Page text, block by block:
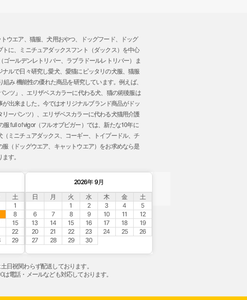
ウエア、猫服、犬用おやつ、ドッグフード、ドッグ
に、ミニチュアダックスフント（ダックス）を中心
ールデンレトリバー、ラブラドールレトリバー）ま
ルで日々研究し愛犬、愛猫にピッタリの犬服、猫服
み 機能性の優れた商品を研究しています。例えば、
ツ」、エリザベスカラーに代わる犬、猫の術後服は
出来ました。今ではオリジナルブランド商品がドッ
ーパンツ）、エリザベスカラーに代わる犬猫用介護
full of vigor（フルオブビガー）では、新たな10年に
ミニチュアダックス、コーギー、トイプードル、チ
（ドッグウエア、キャットウエア）をお求めなら是
す。
土
1
8
15
22
29
2026年 9月
日
月 火 水 木 金
土
1
2 3 4
5
6
7 8 9 10 11
12
13
14 15 16 17 18
19
20
21 22 23 24 25
26
27
28 29 30
日祝関わらず配送しております。
は電話・メールなども対応しております。